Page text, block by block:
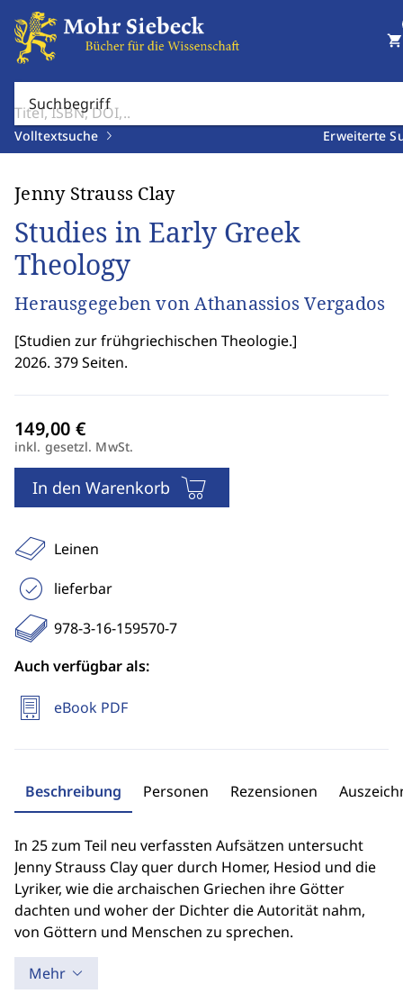
Suchbegriff
Volltextsuche Erweiterte
shopping_cart
Jenny Strauss Clay
Studies in Early Greek
Theology
Herausgegeben von Athanassios Vergados
[Studien zur frühgriechischen Theologie.]
2026. 379 Seiten.
inkl. gesetzl. MwSt.
In den Warenkorb
Leinen
lieferbar
978-3-16-159570-7
Auch verfügbar als:
eBook PDF
Beschreibung Personen Rezensionen
In 25 zum Teil neu verfassten Aufsätzen untersucht
Jenny Strauss Clay quer durch Homer, Hesiod und die
Lyriker, wie die archaischen Griechen ihre Götter
dachten und woher der Dichter die Autorität nahm,
von Göttern und Menschen zu sprechen.
Mehr